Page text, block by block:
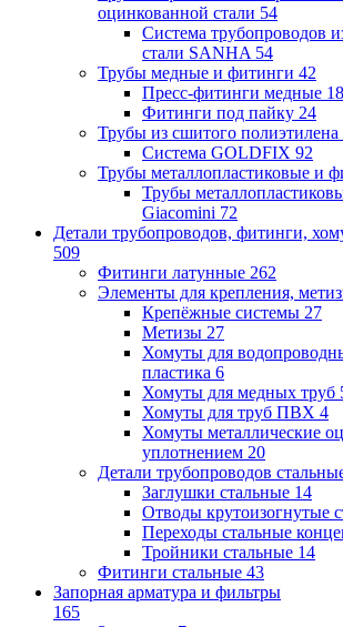
оцинкованной стали 54
Система трубопроводов
стали SANHA 54
Трубы медные и фитинги 42
Пресс-фитинги медные 18
Фитинги под пайку 24
Трубы из сшитого
Система GOLDFIX 92
Трубы металлопластиковые и
Трубы
Giacomini 72
Детали трубопроводов, фитинги,
509
Фитинги латунные 262
Элементы для крепления,
Крепёжные системы 27
Метизы 27
Хомуты для
пластика 6
Хомуты для медных труб
Хомуты для труб ПВХ 4
Хомуты металлические
уплотнением 20
Детали трубопроводов
Заглушки стальные 14
Отводы крутоизогнутые
Переходы стальные
Тройники стальные 14
Фитинги стальные 43
Запорная арматура и фильтры
165